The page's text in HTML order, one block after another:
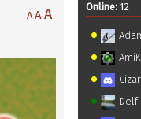
A AA
Online:12
Cizar